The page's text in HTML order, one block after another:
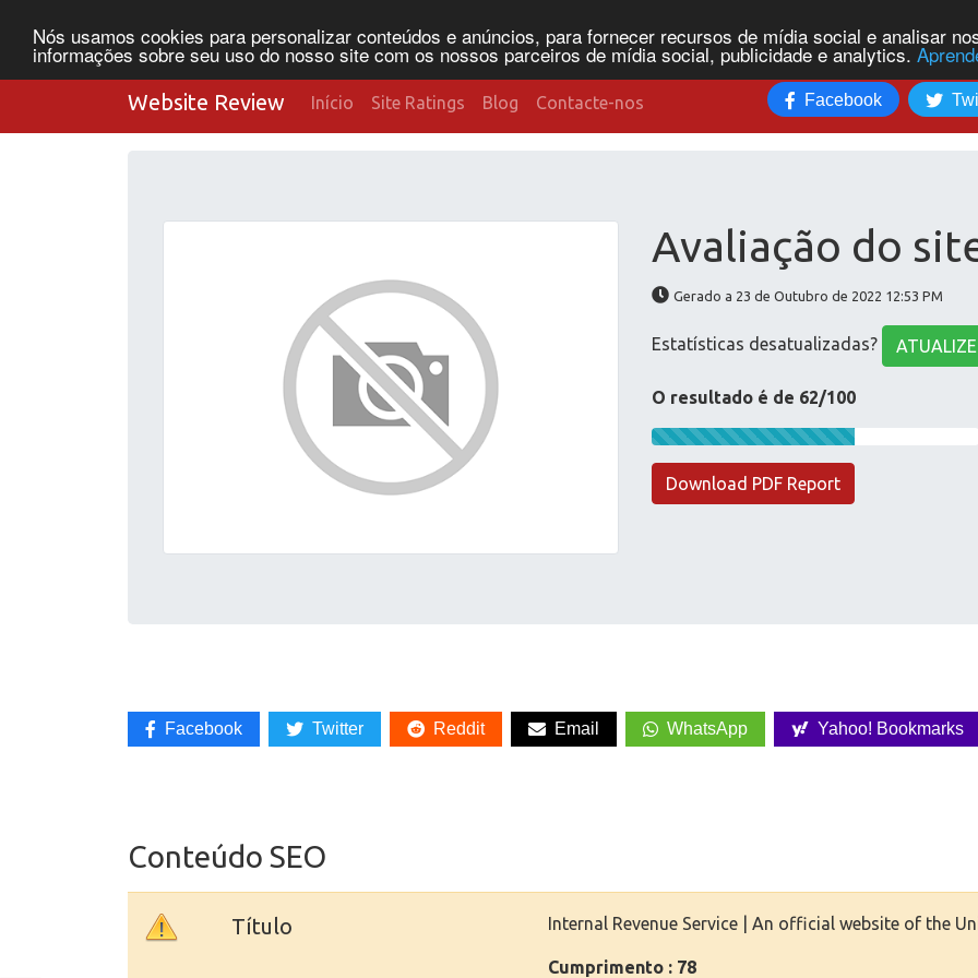
Nós usamos cookies para personalizar conteúdos e anúncios, para fornecer recursos de mídia social e analisar
informações sobre seu uso do nosso site com os nossos parceiros de mídia social, publicidade e analytics.
Website Review Início Site Ratings Blog Contacte-nos Facebook
Avaliação do
Gerado a 23 de Outubro de 2022 12:53 PM
Estatísticas desatualizadas? ATUALIZE
O resultado é de 62/100
Download PDF Report
Facebook Twitter Reddit Email WhatsApp Yahoo! Bookmarks
Conteúdo SEO
Título Internal Revenue Service | An official website of the
Cumprimento : 78